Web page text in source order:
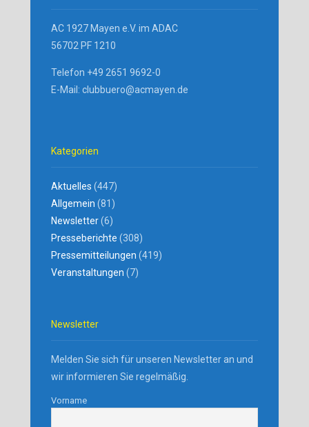
AC 1927 Mayen e.V. im ADAC
56702 PF 1210
Telefon +49 2651 9692-0
E-Mail: clubbuero@acmayen.de
Kategorien
Aktuelles (447)
Allgemein (81)
Newsletter(6)
Presseberichte (308)
Pressemitteilungen (419)
Veranstaltungen (7)
Newsletter
Melden Sie sich für unseren Newsletter an und
wir informieren Sie regelmäßig.
Vorname